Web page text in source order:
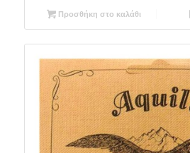
Προσθήκη στο καλάθι